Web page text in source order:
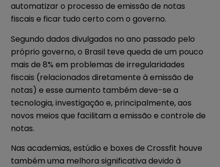
automatizar o processo de emissão de notas
fiscais e ficar tudo certo com o governo.
Segundo dados divulgados no ano passado pelo
próprio governo, o Brasil teve queda de um pouco
mais de 8% em problemas de irregularidades
fiscais (relacionados diretamente à emissão de
notas) e esse aumento também deve-se a
tecnologia, investigação e, principalmente, aos
novos meios que facilitam a emissão e controle de
notas.
Nas academias, estúdio e boxes de Crossfit houve
também uma melhora significativa devido à